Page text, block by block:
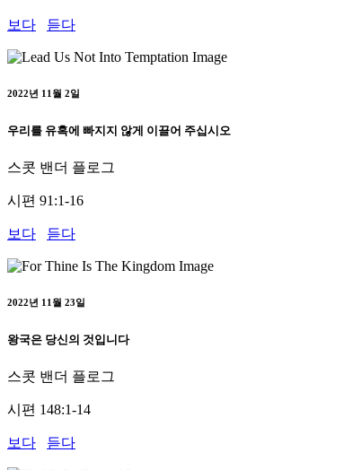
보다 듣다
2022년 11월 2일
우리를 유혹에 빠지지 않게 이끌어 주십시오
스콧 밴더 플로그
시편 91:1-16
보다 듣다
2022년 11월 23일
왕국은 당신의 것입니다
스콧 밴더 플로그
시편 148:1-14
보다 듣다